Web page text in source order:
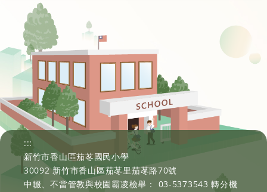
:::
新竹市香山區茄苳國民小學
30092 新竹市香山區茄苳里茄苳路70號
中輟、不當管教與校園霸凌檢舉： 03-5373543 轉分機